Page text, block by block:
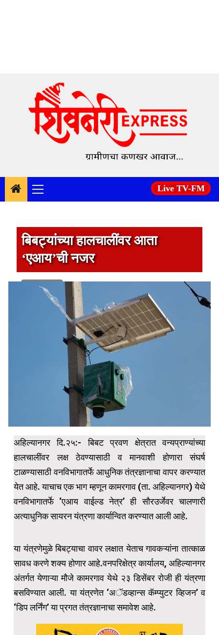
content
Primary
Menu
Live TV-FM
बिबट्यांच्या हालचालींवर आता
‘एआय’ची नजर
1 min read
अहिल्यानगर दि.२५:- बिबट प्रवण क्षेत्रात वन्यप्राण्यांच्या
हालचालींवर लक्ष ठेवण्यासाठी व मानवाशी होणारा संघर्ष
टाळण्यासाठी वनविभागातर्फे आधुनिक तंत्रज्ञानाचा वापर करण्यात
येत आहे. याचाच एक भाग म्हणून कामरगाव (ता. अहिल्यानगर) येथे
वनविभागातर्फे ‘एआय वाईल्ड नेत्र’ ही सौरउर्जेवर चालणारी
अत्याधुनिक सायरन यंत्रणा कार्यान्वित करण्यात आली आहे.
या यंत्रणेमुळे बिबट्याचा वावर लक्षात येताच गावकऱ्यांना तात्काळ
सावध करणे शक्य होणार आहे.वनपरिक्षेत्र कार्यालय, अहिल्यानगर
अंतर्गत येणाऱ्या मौजे कामरगाव येथे २३ डिसेंबर रोजी ही यंत्रणा
बसविण्यात आली. या यंत्रणेत ‘अॅडव्हान्स कॅम्प्युटर व्हिजन’ व
‘डिप लर्निंग’ या प्रगत तंत्रज्ञानाचा समावेश आहे.